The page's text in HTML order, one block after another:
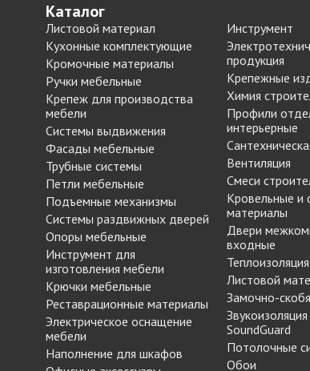
Каталог
Листовой материал
Кухонные комплектующие
Кромочные материалы
Ручки мебельные
Крепеж для производства
мебели
Системы выдвижения
Фасады мебельные
Трубные системы
Петли мебельные
Подъемные механизмы
Системы раздвижных дверей
Опоры мебельные
Инструмент для
изготовления мебели
Крючки мебельные
Реставрационные материалы
Электрическое оснащение
мебели
Наполнение для шкафов
Инструмент
продукция
Крепежные
Химия
Профили
интерьерные
Вентиляция
Смеси
Кровельные и
материалы
Двери
входные
Теплоизоляция
Листовой
Замочно-
SoundGuard
Потолочные
Обои